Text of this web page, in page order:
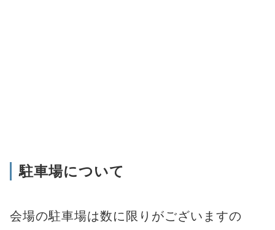
駐車場について
会場の駐車場は数に限りがございますの